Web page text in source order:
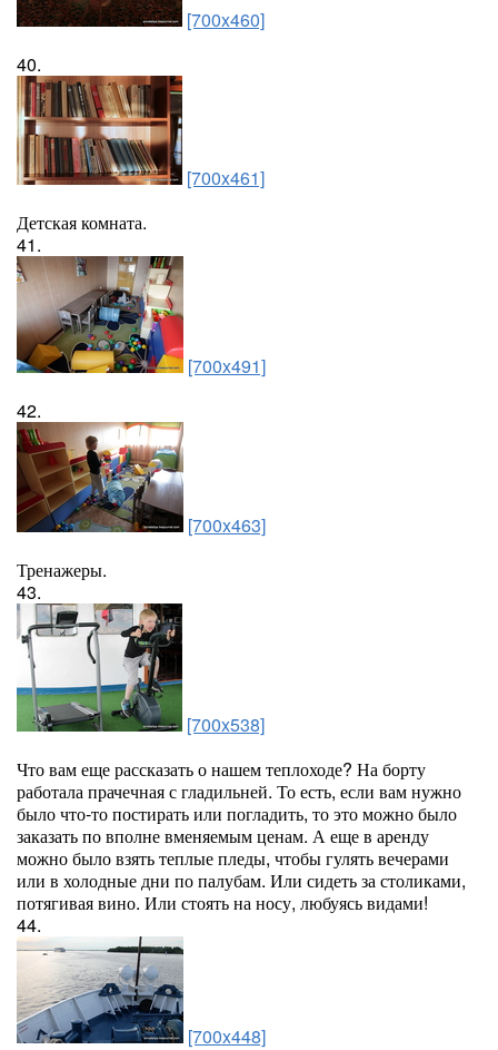
[700x460]
40.
[700x461]
Детская комната.
41.
[700x491]
42.
[700x463]
Тренажеры.
43.
[700x538]
Что вам еще рассказать о нашем теплоходе? На борту
работала прачечная с гладильней. То есть, если вам нужно
было что-то постирать или погладить, то это можно было
заказать по вполне вменяемым ценам. А еще в аренду
можно было взять теплые пледы, чтобы гулять вечерами
или в холодные дни по палубам. Или сидеть за столиками,
потягивая вино. Или стоять на носу, любуясь видами!
44.
[700x448]